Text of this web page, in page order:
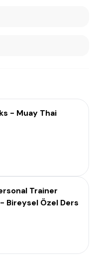
- Muay Thai
Trainer
Bireysel Özel Ders